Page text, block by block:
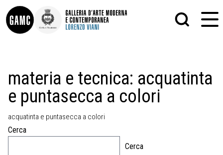
CONTATTI
DIDATTICA
SHOP
LE COLLEZIONI
GLI AUTORI
GRAFICA
PITTURA
SCULTURA
STAMPA
materia e tecnica: acquatinta
e puntasecca a colori
acquatinta e puntasecca a colori
Cerca
Cerca